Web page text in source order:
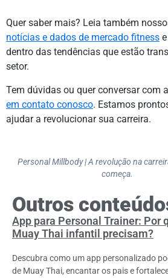
Quer saber mais? Leia também
notícias e dados de mercado fitness
dentro das tendências que estão
setor.
Tem dúvidas ou quer conversar com
em contato conosco. Estamos
ajudar a revolucionar sua carreira.
Personal Millbody | A revolução na
começa.
Outros
App para Personal Trainer: Por
Muay Thai infantil precisam?
Descubra como um app personalizado
de Muay Thai, encantar os pais e